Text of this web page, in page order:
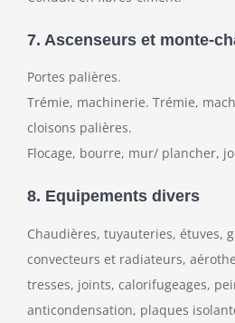
7. Ascenseurs et monte-
Portes palières.
Trémie, machinerie. Trémie,
cloisons palières.
Flocage, bourre, mur/ plancher,
8. Equipements divers
Chaudières, tuyauteries, étuves,
convecteurs et radiateurs,
tresses, joints, calorifugeages,
anticondensation, plaques